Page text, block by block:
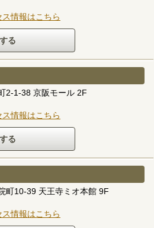
情報はこちら
2-1-38 京阪モール 2F
情報はこちら
町10-39 天王寺ミオ本館 9F
情報はこちら